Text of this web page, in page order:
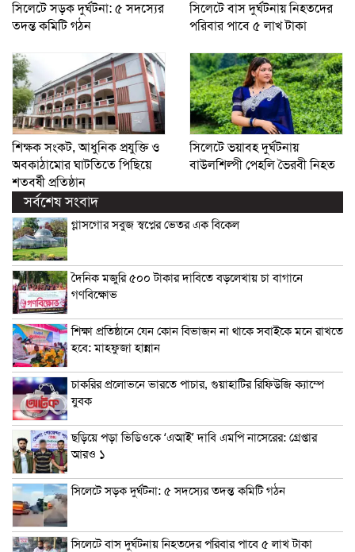
সিলেটে সড়ক দুর্ঘটনা: ৫ সদস্যের
তদন্ত কমিটি গঠন
সিলেটে বাস দুর্ঘটনায় নিহতদের
পরিবার পাবে ৫ লাখ টাকা
শিক্ষক সংকট, আধুনিক প্রযুক্তি ও
অবকাঠামোর ঘাটতিতে পিছিয়ে
শতবর্ষী প্রতিষ্ঠান
সিলেটে ভয়াবহ দুর্ঘটনায়
বাউলশিল্পী পেহলি ভৈরবী নিহত
সর্বশেষ সংবাদ
গ্লাসগোর সবুজ স্বপ্নের ভেতর এক বিকেল
দৈনিক মজুরি ৫০০ টাকার দাবিতে বড়লেখায় চা বাগানে
গণবিক্ষোভ
শিক্ষা প্রতিষ্ঠানে যেন কোন বিভাজন না থাকে সবাইকে মনে রাখতে
হবে: মাহফুজা হান্নান
চাকরির প্রলোভনে ভারতে পাচার, গুয়াহাটির রিফিউজি ক্যাম্পে
যুবক
ছড়িয়ে পড়া ভিডিওকে ‘এআই’ দাবি এমপি নাসেরের: গ্রেপ্তার
আরও ১
সিলেটে সড়ক দুর্ঘটনা: ৫ সদস্যের তদন্ত কমিটি গঠন
সিলেটে বাস দুর্ঘটনায় নিহতদের পরিবার পাবে ৫ লাখ টাকা